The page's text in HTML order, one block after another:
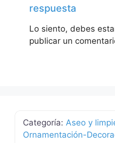
respuesta
Lo siento, debes
publicar un
Categoría: Aseo y
Ornamentación-